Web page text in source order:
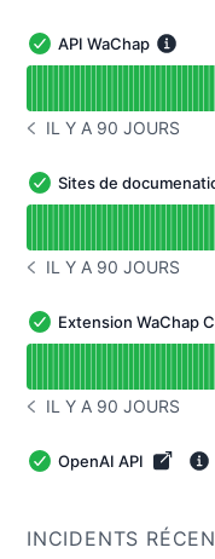
API WaChap -
API WaChap
HISTORIQUE DES
IL Y A 90 JOURS
Sites de
Sites de
HISTORIQUE DES
IL Y A 90 JOURS
Extension WaChap
Extension WaChap
HISTORIQUE DES
IL Y A 90 JOURS
OpenAI API -
OpenAI API
INCIDENTS